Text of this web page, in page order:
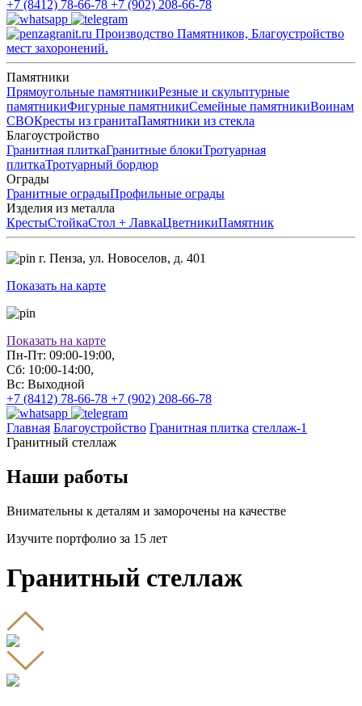
+7 (8412) 78-66-78 +7 (902) 208-66-78
Производство Памятников, Благоустройство
мест захоронений.
Памятники
Прямоугольные памятникиРезные и скульптурные
памятникиФигурные памятникиСемейные памятникиВоинам
СВОКресты из гранитаПамятники из стекла
Благоустройство
Гранитная плиткаГранитные блокиТротуарная
плиткаТротуарный бордюр
Ограды
Гранитные оградыПрофильные ограды
Изделия из металла
КрестыСтойкаСтол + ЛавкаЦветникиПамятник
г. Пенза, ул. Новоселов, д. 401
Показать на карте
Показать на карте
Пн-Пт: 09:00-19:00,
Сб: 10:00-14:00,
Вс: Выходной
+7 (8412) 78-66-78 +7 (902) 208-66-78
Главная Благоустройство Гранитная плитка стеллаж-1
Гранитный стеллаж
Наши работы
Внимательны к деталям и заморочены на качестве
Изучите портфолио за 15 лет
Гранитный стеллаж